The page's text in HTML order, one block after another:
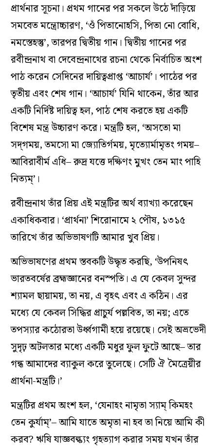
প্রার্থনার সূচনা। প্রথম গানের পর সকলে উঠে দাঁড়িয়ে
সমবেত মন্ত্রোচ্চারণ, ‘ওঁ পিতানোহসি, পিতা নো বোধি,
নমস্তেহস্তু’, তারপর দ্বিতীয় গান। দ্বিতীয় গানের পর
রবীন্দ্রনাথ বা দেবেন্দ্রনাথের রচনা থেকে নির্বাচিত অংশ
পাঠ করেন সেদিনের দায়িত্বপ্রাপ্ত ‘আচার্য’। পাঠের পর
তৃতীয় এবং শেষ গান। ‘আচার্য’ যিনি থাকেন, তাঁর আর
একটি নির্দিষ্ট দায়িত্ব হল, পাঠ শেষ করতে হয় একটি
বিশেষ মন্ত্র উচ্চারণ করে। মন্ত্রটি হল, ‘অসতো মা
সদ্‌গময়, তমসো মা জ্যোতির্গময়, মৃত্যোর্মামৃতং গময়–
আবিরাবীর্ম এধি– রুদ্র যত্তে দক্ষিণং মুখং তেন মাং পাহি
নিত্যম্‌’।
রবীন্দ্রনাথ তাঁর প্রিয় এই মন্ত্রটির অর্থ ব্যাখ্যা করেছেন
একাধিকবার। ‘প্রার্থনা’ শিরোনামে ২ পৌষ, ১৩১৫
তারিখে তাঁর অভিভাষণটি আমার খুব প্রিয়।
অভিভাষণের প্রথম স্তবকটি উদ্ধৃত করছি, ‘উপনিষৎ
ভারতবর্ষের ব্রহ্মজ্ঞানের বনস্পতি। এ যে কেবল সুন্দর
শ্যামল ছায়াময়, তা নয়, এ বৃহৎ এবং এ কঠিন। এর
মধ্যে যে কেবল সিদ্ধির প্রাচুর্য পল্লবিত, তা নয়; এতে
তপস্যার কঠোরতা উর্ধ্বগামী হয়ে রয়েছে। সেই অভ্রভেদী
সুদৃঢ় অটলতার মধ্যে একটি মধুর ফুল ফুটে আছে– তার
গন্ধ আমাদের ব্যাকুল করে তুলেছে। সেটি ঐ মৈত্রেয়ীর
প্রার্থনা-মন্ত্রটি।’
মন্ত্রটির প্রথম অংশ হল, ‘যেনাহং নামৃতা স্যাম্ কিমহং
তেন কুর্যাম্’– আমি যাতে অমৃতা না হব তা নিয়ে আমি কী
করব? ঋষি যাজ্ঞবল্ক্যং গৃহত্যাগ করার সময় যখন তাঁর